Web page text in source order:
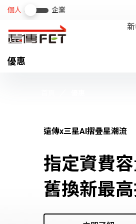
優惠
遠傳x三星AI摺疊星潮流
指定資費
舊換新最